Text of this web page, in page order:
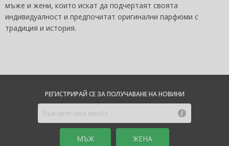
мъже и жени, които искат да подчертаят своята
индивидуалност и предпочитат оригинални парфюми с
традиция и история.
РЕГИСТРИРАЙ СЕ ЗА ПОЛУЧАВАНЕ НА НОВИНИ
MЪЖ ЖЕНА